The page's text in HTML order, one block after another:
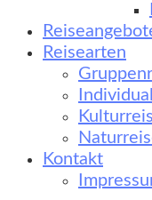
Reisearten
Kontakt